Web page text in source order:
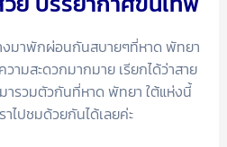
งมาพักผ่อนกันสบายๆที่หาด พัทยา
ามสะดวกมากมาย เรียกได้ว่าสาย
ารวมตัวกันที่หาด พัทยา ใต้แห่งนี้
าไปชมด้วยกันได้เลยค่ะ